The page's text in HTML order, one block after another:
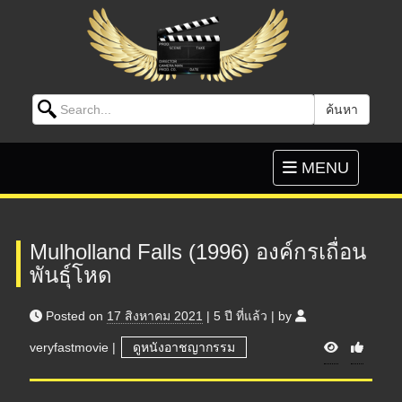
Search for: ค้นหา
Toggle
navigation
MENU
Mulholland Falls (1996) องค์กรเถื่อน
พันธุ์โหด
Posted on 17 สิงหาคม 2021 | 5 ปี ที่แล้ว | by
veryfastmovie | ดูหนังอาชญากรรม V
i